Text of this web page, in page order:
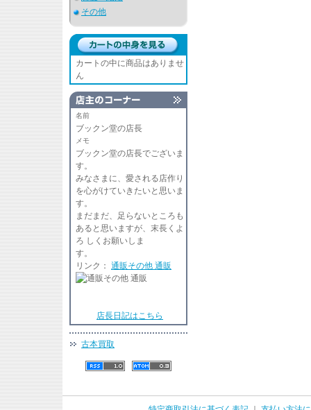
その他
カートの中に商品はありませ
ん
名前
ブックン堂の店長
メモ
ブックン堂の店長でございま
す
みなさまに、愛される店作り
を心がけていきたいと思いま
す。
まだまだ、足らないところも
あると思いますが、末長くよ
ろ しくお願いしま
リンク： 通販その他 通販
店長日記はこちら
古本買取